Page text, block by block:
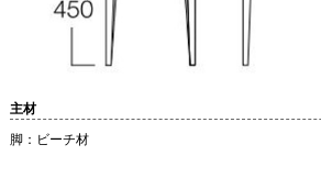
主材
脚：ビーチ材